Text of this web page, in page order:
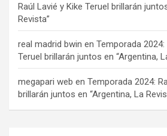
Raúl Lavié y Kike Teruel brillarán
Revista”
real madrid bwin en Temporada 2024:
Teruel brillarán juntos en “Argentina,
megapari web en Temporada 2024:
brillarán juntos en “Argentina, La